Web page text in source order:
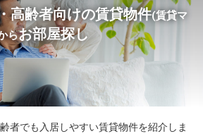
高齢者向けの賃貸物件(賃貸マ
らお部屋探し
者でも入居しやすい賃貸物件を紹介しま